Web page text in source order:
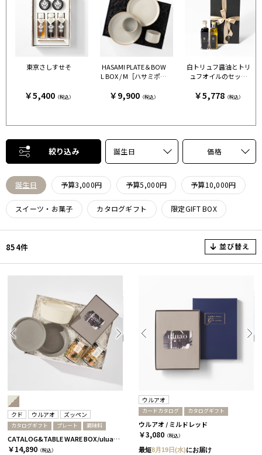
東京さしすせそ
￥5,400（税込）
HASAMI PLATE＆BOW
L BOX / M［ハサミポー
ミポーセリン］
￥9,900（税込）
白トリュフ醤油とトリ
ュフオイルのセット
AN］
￥5,778（税込）
絞り込み 誕生日 価格
誕生日 予算3,000円 予算5,000円 予算10,000円
スイーツ・お菓子 カタログギフト 限定GIFT BOX
854件 並び替え
クド ウルアオ ズッペン
カタログギフト プレート 調味料
CATALOG&TABLE WARE BOX/uluao/9°/白無垢&茶大色/全5種 アウレリアーナ
￥14,890 （税込）
ウルアオ
カードカタログ カタログギフト
ウルアオ / ミルドレッド
￥3,080 （税込）
最短8月19日(水)にお届け